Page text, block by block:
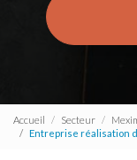
Accueil Secteur
Entreprise réalisation